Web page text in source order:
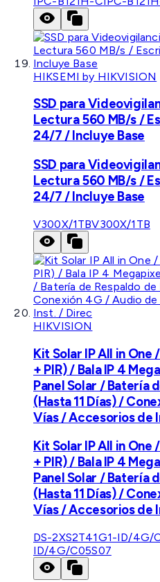
HIKSEMI by HIKVISION
SSD para
Lectura 560 MB/s /
24/7 / Incluye Base
SSD para
Lectura 560 MB/s /
24/7 / Incluye Base
V300X/1TBV300X/1TB
HIKVISION
Kit Solar IP All in
+ PIR) / Bala IP 4
Panel Solar / Batería
(Hasta 11 Días) /
Vías / Accesorios de
Kit Solar IP All in
+ PIR) / Bala IP 4
Panel Solar / Batería
(Hasta 11 Días) /
Vías / Accesorios de
DS-2XS2T41G1-ID/4G/
ID/4G/C05S07